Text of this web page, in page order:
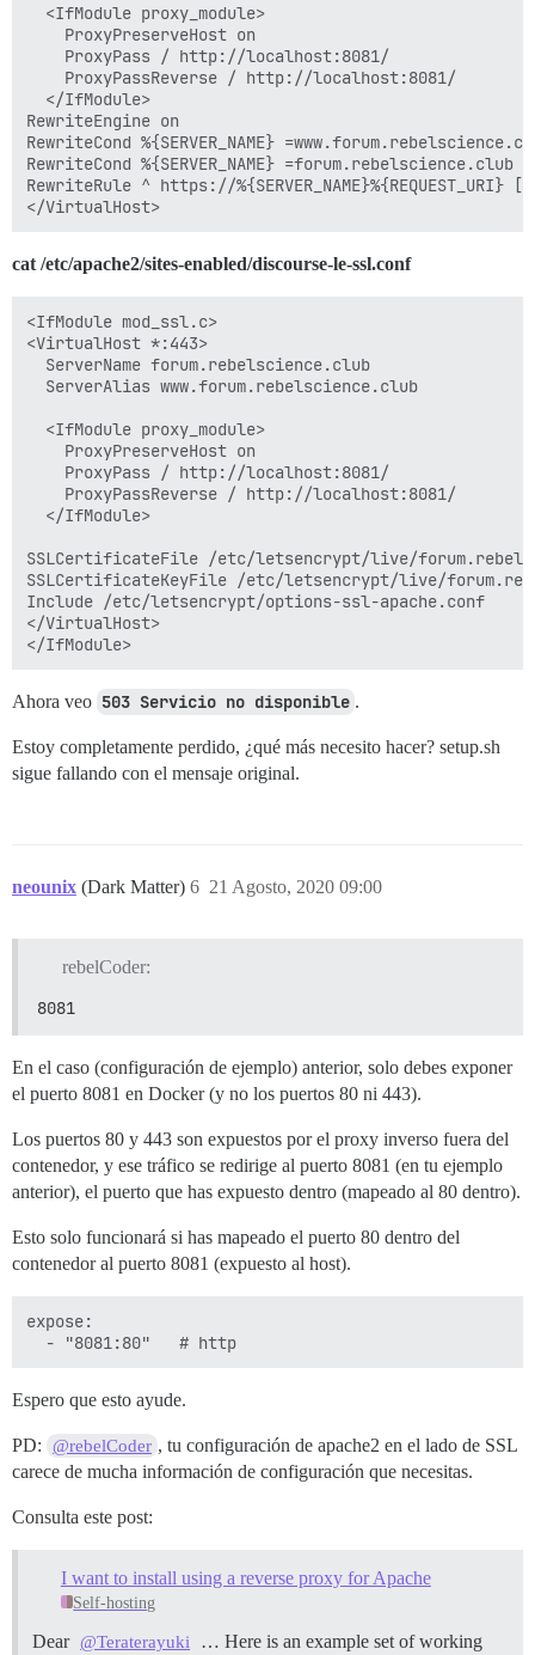
  <IfModule proxy_module>
    ProxyPreserveHost on
    ProxyPass / http://localhost:8081/
    ProxyPassReverse / http://localhost:8081/
  </IfModule>
RewriteEngine on
RewriteCond %{SERVER_NAME}
RewriteCond %{SERVER_NAME} =forum.rebelscience.club
RewriteRule ^ https://%{SERVER_NAME}%{REQUEST_URI}
cat /etc/apache2/sites-enabled/discourse-le-ssl.conf
<IfModule mod_ssl.c>
<VirtualHost *:443>
  ServerName forum.rebelscience.club
  ServerAlias www.forum.rebelscience.club
  <IfModule proxy_module>
    ProxyPreserveHost on
    ProxyPass / http://localhost:8081/
    ProxyPassReverse / http://localhost:8081/
  </IfModule>
SSLCertificateFile /etc/letsencrypt/live/
SSLCertificateKeyFile /etc/letsencrypt/live/
Include /etc/letsencrypt/options-ssl-apache.conf
</VirtualHost>
Ahora veo 503 Servicio no disponible .
Estoy completamente perdido, ¿qué más necesito hacer? setup.sh
sigue fallando con el mensaje original.
neounix (Dark Matter) 21 Agosto, 2020 09:00
6
rebelCoder:
8081
En el caso (configuración de ejemplo) anterior, solo debes exponer
el puerto 8081 en Docker (y no los puertos 80 ni 443).
Los puertos 80 y 443 son expuestos por el proxy inverso fuera del
contenedor, y ese tráfico se redirige al puerto 8081 (en tu ejemplo
anterior), el puerto que has expuesto dentro (mapeado al 80 dentro).
Esto solo funcionará si has mapeado el puerto 80 dentro del
contenedor al puerto 8081 (expuesto al host).
expose:
Espero que esto ayude.
PD: @rebelCoder , tu configuración de apache2 en el lado de SSL
carece de mucha información de configuración que necesitas.
Consulta este post:
I want to install using a reverse proxy for Apache
Self-hosting
Dear @Teraterayuki
… Here is an example set of working